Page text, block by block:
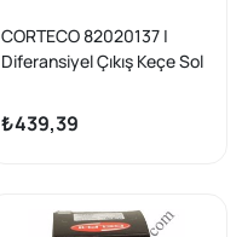
CORTECO 82020137 |
Diferansiyel Çıkış Keçe Sol
406-407-1007-C2-C3-C4-
C5-Prt-Brl
₺439,39